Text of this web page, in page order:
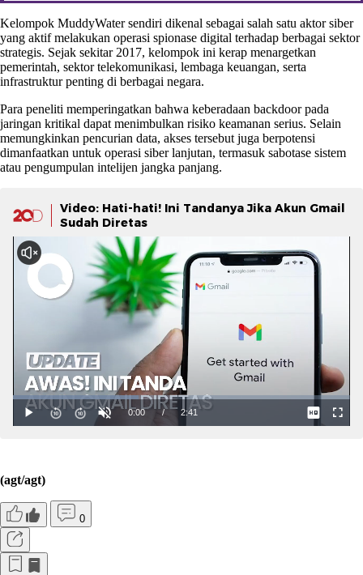
Kelompok MuddyWater sendiri dikenal sebagai salah satu aktor siber
yang aktif melakukan operasi spionase digital terhadap berbagai sektor
strategis. Sejak sekitar 2017, kelompok ini kerap menargetkan
pemerintah, sektor telekomunikasi, lembaga keuangan, serta
infrastruktur penting di berbagai negara.
Para peneliti memperingatkan bahwa keberadaan backdoor pada
jaringan kritikal dapat menimbulkan risiko keamanan serius. Selain
memungkinkan pencurian data, akses tersebut juga berpotensi
dimanfaatkan untuk operasi siber lanjutan, termasuk sabotase sistem
atau pengumpulan intelijen jangka panjang.
Video: Hati-hati! Ini Tandanya Jika Akun Gmail
Sudah Diretas
(agt/agt)
0